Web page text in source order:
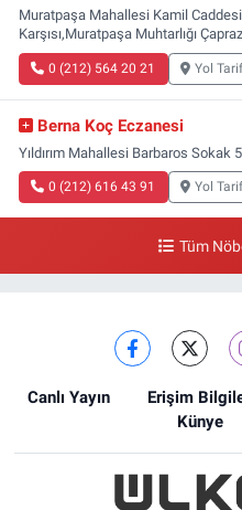
Muratpaşa Mahallesi Kamil Caddesi
Karşısı,Muratpaşa Muhtarlığı
0 (212) 564 20 21 Yol
Berna Koç Eczanesi
Yıldırım Mahallesi Barbaros Sokak
0 (212) 616 43 91 Yol
Tüm
Canlı Yayın Erişim
Künye